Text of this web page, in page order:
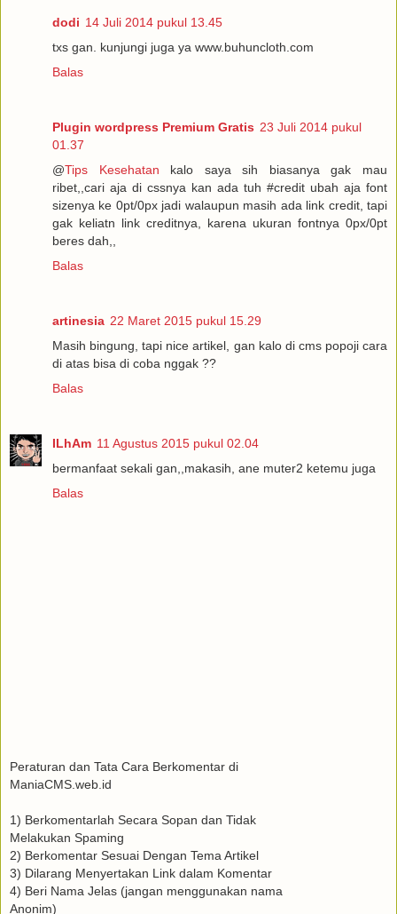
dodi 14 Juli 2014 pukul 13.45
txs gan. kunjungi juga ya www.buhuncloth.com
Balas
Plugin wordpress Premium Gratis 23 Juli 2014 pukul
01.37
@Tips Kesehatan kalo saya sih biasanya gak mau
ribet,,cari aja di cssnya kan ada tuh #credit ubah aja font
sizenya ke 0pt/0px jadi walaupun masih ada link credit, tapi
gak keliatn link creditnya, karena ukuran fontnya 0px/0pt
beres dah,,
Balas
artinesia 22 Maret 2015 pukul 15.29
Masih bingung, tapi nice artikel, gan kalo di cms popoji cara
di atas bisa di coba nggak ??
Balas
ILhAm 11 Agustus 2015 pukul 02.04
bermanfaat sekali gan,,makasih, ane muter2 ketemu juga
Balas
Peraturan dan Tata Cara Berkomentar di
ManiaCMS.web.id
1) Berkomentarlah Secara Sopan dan Tidak
Melakukan Spaming
2) Berkomentar Sesuai Dengan Tema Artikel
3) Dilarang Menyertakan Link dalam Komentar
4) Beri Nama Jelas (jangan menggunakan nama
Anonim)